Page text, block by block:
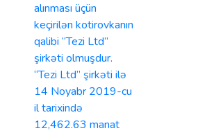
alınması üçün
keçirilən kotirovkanın
qalibi “Tezi Ltd”
şirkəti olmuşdur.
“Tezi Ltd” şirkəti ilə
14 Noyabr 2019-cu
il tarixində
12,462.63 manat